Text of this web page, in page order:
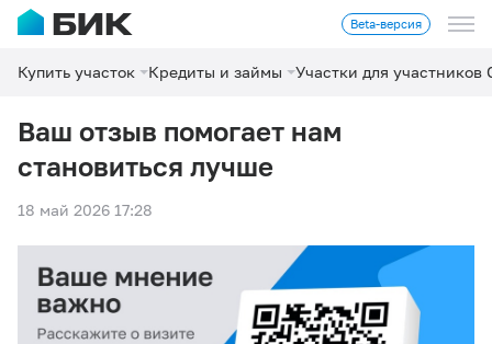
Beta-версия
Купить участок Кредиты и займы Участки для участников
Ваш отзыв помогает нам
становиться лучше
18 май 2026 17:28